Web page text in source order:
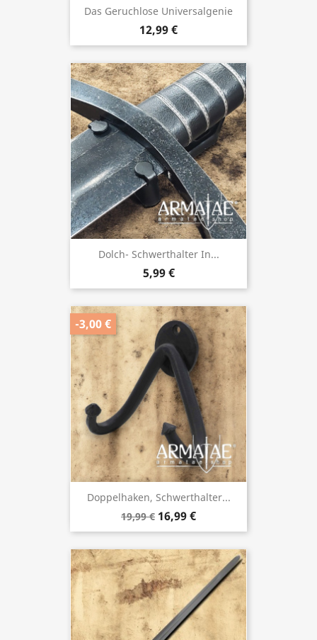
Das Geruchlose Universalgenie
12,99 €
Dolch- Schwerthalter In...
5,99 €
Doppelhaken, Schwerthalter...
19,99 € 16,99 €
-3,00 €